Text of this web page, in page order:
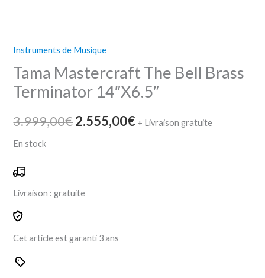
Instruments de Musique
Tama Mastercraft The Bell Brass
Terminator 14″X6.5″
3.999,00€2.555,00€ + Livraison gratuite
En stock
Livraison :gratuite
Cet article est garanti 3 ans